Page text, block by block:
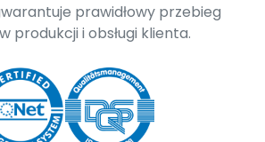
prawidłowy przebieg
produkcji i obsługi klienta.